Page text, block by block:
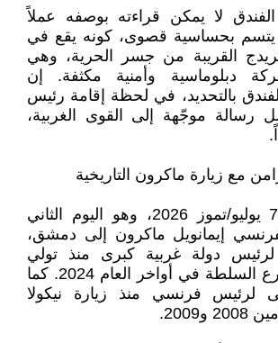
لا يمكن قراءته بوصفه عملاً
يتسم بحساسية قصوى، كونه يقع في
القريبة من جسر الحرية، وهي
دبلوماسية وأمنية مكثفة. إن
بالتحديد، في لحظة إقامة رئيس
رسالة موجّهة إلى القوى الغربية،
مع زيارة ماكرون التاريخية
جاء التفجير في 7 يوليو/تموز 2026، وهو اليوم الثاني
إيمانويل ماكرون إلى دمشق،
لرئيس دولة غربية كبرى منذ تولي
الرئيس أحمد الشرع السلطة في أواخر العام 2024. كما
لرئيس فرنسي منذ زيارة نيكولا